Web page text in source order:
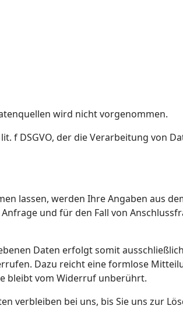
wird nicht vorgenommen.
f DSGVO, der die Verarbeitung von
lassen, werden Ihre Angaben aus
und für den Fall von
Daten erfolgt somit
Dazu reicht eine formlose
bleibt vom Widerruf unberührt.
verbleiben bei uns, bis Sie uns zur